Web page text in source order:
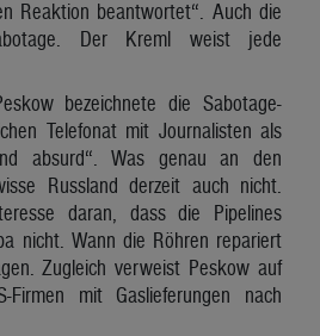
Reaktion beantwortet“. Auch die
Der Kreml weist jede
bezeichnete die Sabotage-
Telefonat mit Journalisten als
absurd“. Was genau an den
Russland derzeit auch nicht.
daran, dass die Pipelines
nicht. Wann die Röhren repariert
Zugleich verweist Peskow auf
mit Gaslieferungen nach